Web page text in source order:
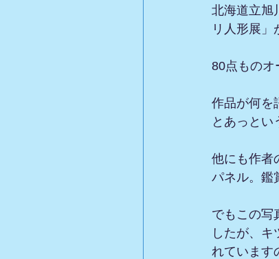
北海道立旭
リ人形展」
80点ものオ
作品が何を
とあっとい
他にも作者
パネル。鑑
でもこの写
したが、
れています